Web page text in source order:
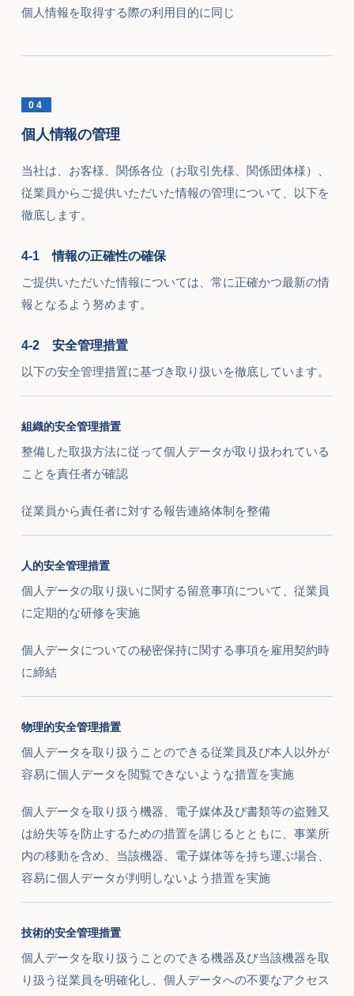
個人情報を取得する際の利用目的に同じ
04
個人情報の管理
当社は、お客様、関係各位（お取引先様、関係団体様）、
従業員からご提供いただいた情報の管理について、以下を
徹底します。
4-1 情報の正確性の確保
ご提供いただいた情報については、常に正確かつ最新の情
報となるよう努めます。
4-2 安全管理措置
以下の安全管理措置に基づき取り扱いを徹底しています。
組織的安全管理措置
整備した取扱方法に従って個人データが取り扱われている
ことを責任者が確認
従業員から責任者に対する報告連絡体制を整備
人的安全管理措置
個人データの取り扱いに関する留意事項について、従業員
に定期的な研修を実施
個人データについての秘密保持に関する事項を雇用契約時
に締結
物理的安全管理措置
個人データを取り扱うことのできる従業員及び本人以外が
容易に個人データを閲覧できないような措置を実施
個人データを取り扱う機器、電子媒体及び書類等の盗難又
は紛失等を防止するための措置を講じるとともに、事業所
内の移動を含め、当該機器、電子媒体等を持ち運ぶ場合、
容易に個人データが判明しないよう措置を実施
技術的安全管理措置
個人データを取り扱うことのできる機器及び当該機器を取
り扱う従業員を明確化し、個人データへの不要なアクセス